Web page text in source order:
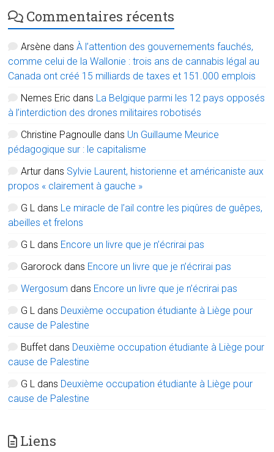
Commentaires récents
Arsène dansÀ l’attention des gouvernements fauchés,
comme celui de la Wallonie : trois ans de cannabis légal au
Canada ont créé 15 milliards de taxes et 151.000 emplois
Nemes Eric dans La Belgique parmi les 12 pays opposés
à l’interdiction des drones militaires robotisés
Christine Pagnoulle dans Un Guillaume Meurice
pédagogique sur : le capitalisme
Artur dans Sylvie Laurent, historienne et américaniste aux
propos « clairement à gauche »
G L dans Le miracle de l’ail contre les piqûres de guêpes,
abeilles et frelons
G L dans Encore un livre que je n’écrirai pas
Garorock dans Encore un livre que je n’écrirai pas
Wergosum dans Encore un livre que je n’écrirai pas
G L dans Deuxième occupation étudiante à Liège pour
cause de Palestine
Buffet dans Deuxième occupation étudiante à Liège pour
cause de Palestine
G L dans Deuxième occupation étudiante à Liège pour
cause de Palestine
Liens